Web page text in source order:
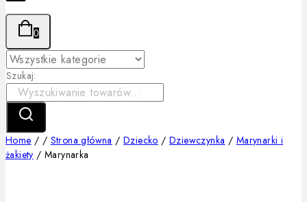
0
Szukaj:
Home / / Strona główna / Dziecko / Dziewczynka / Marynarki i
żakiety / Marynarka